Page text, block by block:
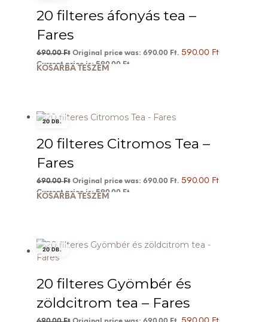
20 filteres áfonyás tea –
Fares
690.00Ft Original price was: 690.00 Ft. 590.00 Ft
Current price is: 590.00 Ft.
KOSÁRBA TESZEM
20 DB.
20 filteres Citromos Tea –
Fares
690.00Ft Original price was: 690.00 Ft. 590.00 Ft
Current price is: 590.00 Ft.
KOSÁRBA TESZEM
20 DB.
20 filteres Gyömbér és
zöldcitrom tea – Fares